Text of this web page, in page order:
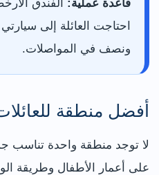
قاعدة عملية: الفندق
احتاجت العائلة إلى
ونصف في المواصلات.
أفضل منطقة
لا توجد منطقة واحدة تناسب
على أعمار الأطفال وطريقة